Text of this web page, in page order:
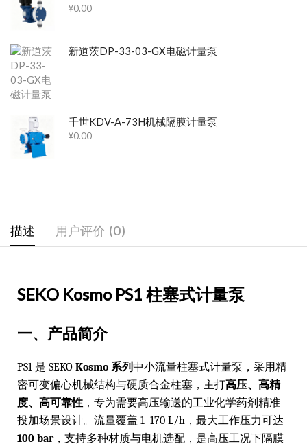
¥0.00
新道茨DP-33-03-GX电磁计量泵
千世KDV-A-73H机械隔膜计量泵
¥0.00
描述 用户评价 (0)
SEKO Kosmo PS1 柱塞式计量泵
一、产品简介
PS1 是 SEKO Kosmo 系列中小流量柱塞式计量泵，采用精
密可变偏心机械结构与硬质合金柱塞，主打高压、高精
度、高可靠性 ，专为需要高压输送的工业化学药剂精准
投加场景设计。流量覆盖 1–170 L/h，最大工作压力可达
100 bar，支持多种材质与电机选配，是高压工况下隔膜